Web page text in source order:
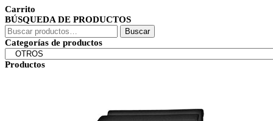
Carrito
BÚSQUEDA DE PRODUCTOS
Buscar
por:
Buscar
Categorías de productos
Productos